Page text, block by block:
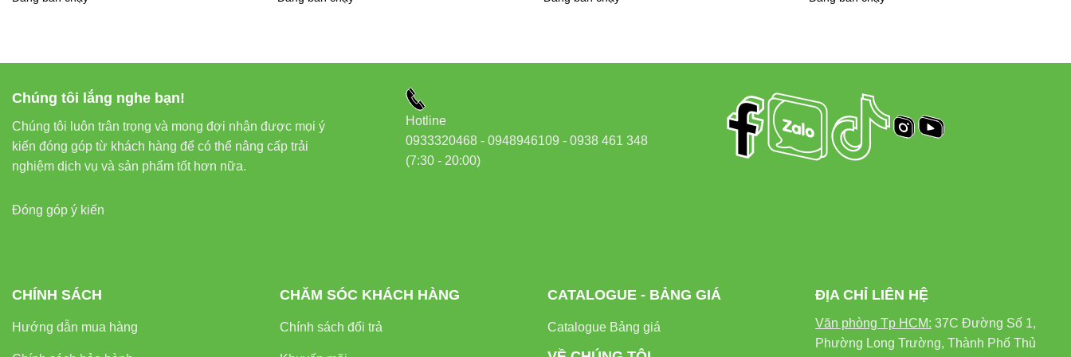
3. Thiết kế hiện đại, phù hợp nhiều không gian
Với thiết kế tinh tế, sang trọng,đèn bàn RD-RL-38.PLUSkhông chỉ là thiết bị chiếu sáng mà còn là món đồ trang trí nội thất tinh
tế, phù hợp với nhiều phong cách thiết kế khác nhau.
Chúng tôi lắng nghe bạn!
Chúng tôi luôn trân trọng và mong đợi nhận được mọi ý
kiến đóng góp từ khách hàng để có thể nâng cấp trải
nghiệm dịch vụ và sản phẩm tốt hơn nữa.
Đóng góp ý kiến
Hotline
0933320468 - 0948946109 - 0938 461 348
(7:30 - 20:00)
CHÍNH SÁCH
Hướng dẫn mua hàng
CHĂM SÓC KHÁCH HÀNG
Chính sách đổi trả
CATALOGUE - BẢNG GIÁ
Catalogue Bảng giá
ĐỊA CHỈ LIÊN HỆ
Văn phòng Tp HCM: 37C Đường Số 1,
Phường Long Trường, Thành Phố Thủ